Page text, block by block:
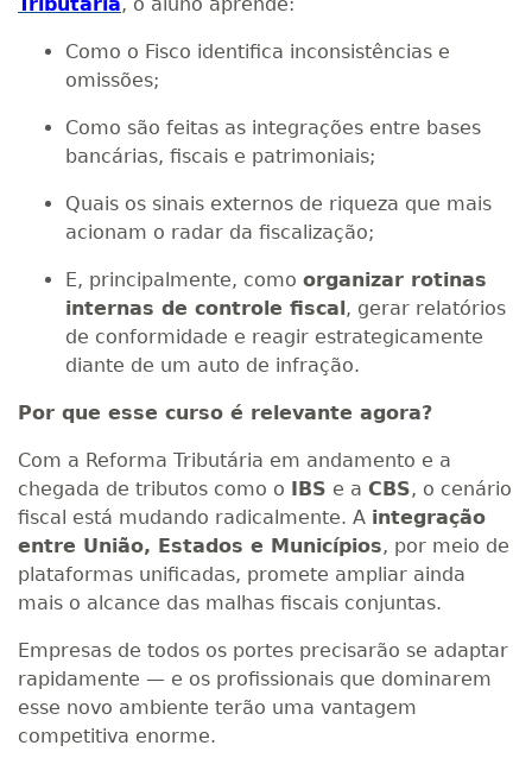
Como o Fisco identifica inconsistências e
omissões;
Como são feitas as integrações entre bases
bancárias, fiscais e patrimoniais;
Quais os sinais externos de riqueza que mais
acionam o radar da fiscalização;
E, principalmente, como organizar rotinas
internas de controle fiscal, gerar relatórios
de conformidade e reagir estrategicamente
diante de um auto de infração.
Por que esse curso é relevante agora?
Com a Reforma Tributária em andamento e a
chegada de tributos como o IBS e a CBS, o cenário
fiscal está mudando radicalmente. A integração
entre União, Estados e Municípios, por meio de
plataformas unificadas, promete ampliar ainda
mais o alcance das malhas fiscais conjuntas.
Empresas de todos os portes precisarão se adaptar
rapidamente — e os profissionais que dominarem
esse novo ambiente terão uma vantagem
competitiva enorme.